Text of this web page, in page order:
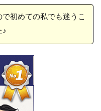
初めての私でも迷うこ
♪